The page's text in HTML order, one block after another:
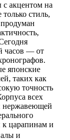
с акцентом на
стиль,
часов — от
японские
таких как
точность
всех
нержавеющей
к царапинам и
и